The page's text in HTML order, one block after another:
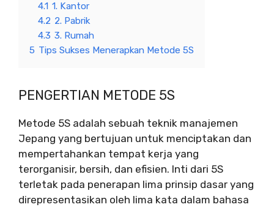
4.1 1. Kantor
4.2 2. Pabrik
4.3 3. Rumah
5 Tips Sukses Menerapkan Metode 5S
PENGERTIAN METODE 5S
Metode 5S adalah sebuah teknik manajemen
Jepang yang bertujuan untuk menciptakan dan
mempertahankan tempat kerja yang
terorganisir, bersih, dan efisien. Inti dari 5S
terletak pada penerapan lima prinsip dasar yang
direpresentasikan oleh lima kata dalam bahasa